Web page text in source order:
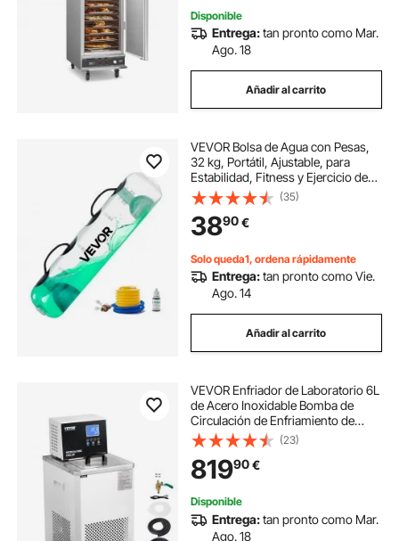
Disponible
Entrega:tan pronto como Mar.
Ago. 18
Añadir al carrito
VEVOR Bolsa de Agua con Pesas,
32 kg, Portátil, Ajustable, para
Estabilidad, Fitness y Ejercicio de
Cuerpo Completo, para
Entrenamiento Fuerza, Core y
Equilibrio, Gimnasio en Casa,
Transparente
(35)
3890€
Solo queda1, ordena rápidamente
Entrega:tan pronto como Vie.
Ago. 14
Añadir al carrito
VEVOR Enfriador de Laboratorio 6L
de Acero Inoxidable Bomba de
Circulación de Enfriamiento de
Laboratorio -5~100°C Pantalla LCD
Enfriado por Agua de Circulación
para Biotecnología, Análisis
Químicos
(23)
81990€
Disponible
Entrega:tan pronto como Mar.
Ago. 18